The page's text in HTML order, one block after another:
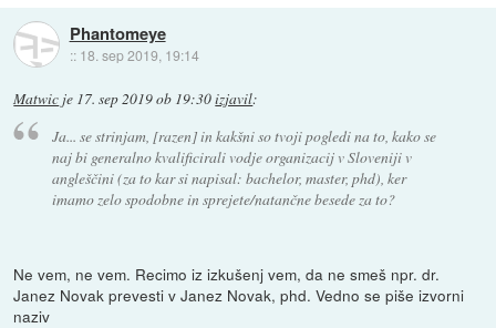
Phantomeye
:: 18. sep 2019, 19:14
Matwic je 17. sep 2019 ob 19:30izjavil:
Ja... se strinjam, [razen] in kakšni so tvoji pogledi na to, kako se
naj bi generalno kvalificirali vodje organizacij v Sloveniji v
angleščini (za to kar si napisal: bachelor, master, phd), ker
imamo zelo spodobne in sprejete/natančne besede za to?
Ne vem, ne vem. Recimo iz izkušenj vem, da ne smeš npr. dr.
Janez Novak prevesti v Janez Novak, phd. Vedno se piše izvorni
naziv